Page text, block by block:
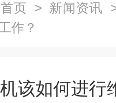
首页 > 新闻资讯
作？
该如何进行